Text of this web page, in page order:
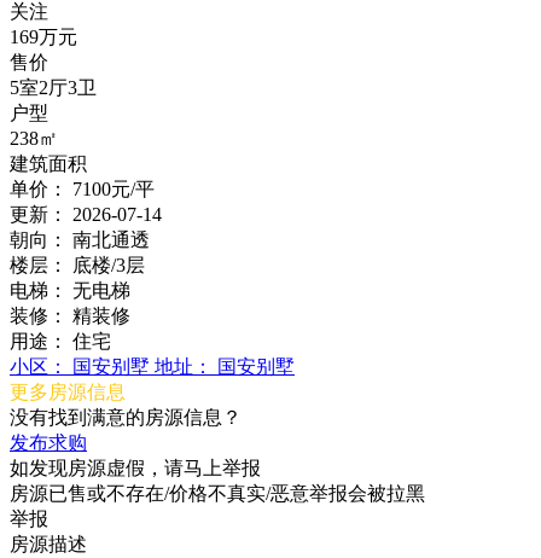
关注
169万元
售价
5室2厅3卫
户型
238㎡
建筑面积
单价：
7100元/平
更新：
2026-07-14
朝向：
南北通透
楼层：
底楼/3层
电梯：
无电梯
装修：
精装修
用途：
住宅
小区：
国安别墅 地址：
国安别墅
更多房源信息
没有找到满意的房源信息？
发布求购
如发现房源虚假，请马上举报
房源已售或不存在/价格不真实/恶意举报会被拉黑
举报
房源描述